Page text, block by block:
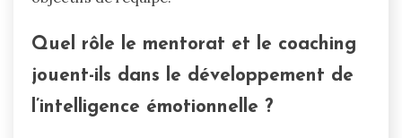
Quel rôle le mentorat et le coaching
jouent-ils dans le développement de
l’intelligence émotionnelle ?